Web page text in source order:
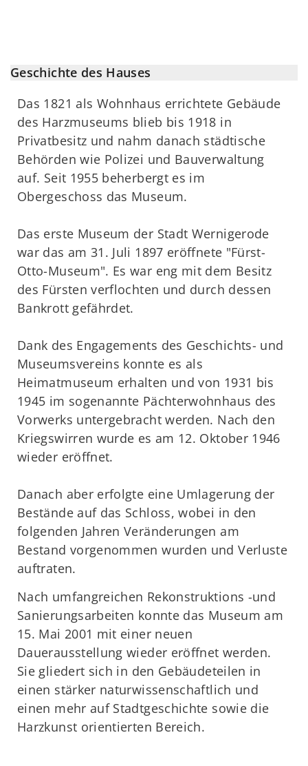
Geschichte des Hauses
Das 1821 als Wohnhaus errichtete Gebäude
des Harzmuseums blieb bis 1918 in
Privatbesitz und nahm danach städtische
Behörden wie Polizei und Bauverwaltung
auf. Seit 1955 beherbergt es im
Obergeschoss das Museum.
Das erste Museum der Stadt Wernigerode
war das am 31. Juli 1897 eröffnete "Fürst-
Otto-Museum". Es war eng mit dem Besitz
des Fürsten verflochten und durch dessen
Bankrott gefährdet.
Dank des Engagements des Geschichts- und
Museumsvereins konnte es als
Heimatmuseum erhalten und von 1931 bis
1945 im sogenannte Pächterwohnhaus des
Vorwerks untergebracht werden. Nach den
Kriegswirren wurde es am 12. Oktober 1946
wieder eröffnet.
Danach aber erfolgte eine Umlagerung der
Bestände auf das Schloss, wobei in den
folgenden Jahren Veränderungen am
Bestand vorgenommen wurden und Verluste
auftraten.
Nach umfangreichen Rekonstruktions -und
Sanierungsarbeiten konnte das Museum am
15. Mai 2001 mit einer neuen
Dauerausstellung wieder eröffnet werden.
Sie gliedert sich in den Gebäudeteilen in
einen stärker naturwissenschaftlich und
einen mehr auf Stadtgeschichte sowie die
Harzkunst orientierten Bereich.